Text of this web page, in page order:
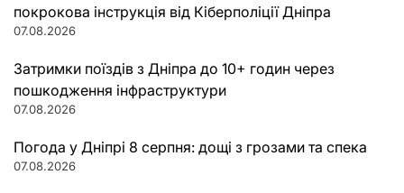
покрокова інструкція від Кіберполіції Дніпра
07.08.2026
Затримки поїздів з Дніпра до 10+ годин через
пошкодження інфраструктури
07.08.2026
Погода у Дніпрі 8 серпня: дощі з грозами та спека
07.08.2026